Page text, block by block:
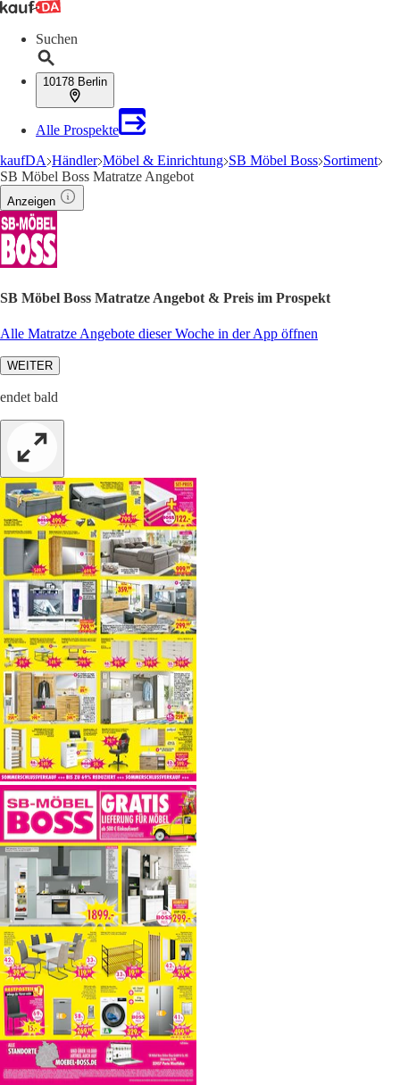
Suchen
10178 Berlin
Alle Prospekte
kaufDA Händler Möbel & Einrichtung SB Möbel Boss Sortiment
SB Möbel Boss Matratze Angebot
Anzeigen
SB Möbel Boss Matratze Angebot & Preis im Prospekt
Alle Matratze Angebote dieser Woche in der App öffnen
WEITER
endet bald